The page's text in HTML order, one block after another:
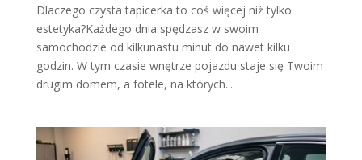
Dlaczego czysta tapicerka to coś więcej niż tylko
estetyka?Każdego dnia spędzasz w swoim
samochodzie od kilkunastu minut do nawet kilku
godzin. W tym czasie wnętrze pojazdu staje się Twoim
drugim domem, a fotele, na których...